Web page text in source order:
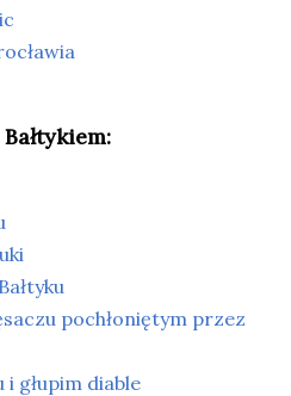
pochłoniętym przez
i głupim diable